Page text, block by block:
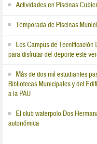
Actividades en Piscinas
Temporada de Piscinas
Los Campus de
para disfrutar del deporte este
Más de dos mil estudiantes
Bibliotecas Municipales y del
a la PAU
El club waterpolo Dos
autonómica